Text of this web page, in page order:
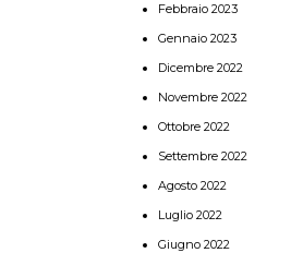
Febbraio 2023
Gennaio 2023
Dicembre 2022
Novembre 2022
Ottobre 2022
Settembre 2022
Agosto 2022
Luglio 2022
Giugno 2022